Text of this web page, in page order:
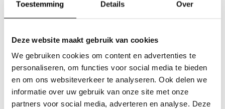
Toestemming Details Over
Deze website maakt gebruik van cookies
We gebruiken cookies om content en advertenties te
personaliseren, om functies voor social media te bieden
en om ons websiteverkeer te analyseren. Ook delen we
informatie over uw gebruik van onze site met onze
partners voor social media, adverteren en analyse. Deze
Gemmiddeld elektrisch
verbuik
15.7 kW